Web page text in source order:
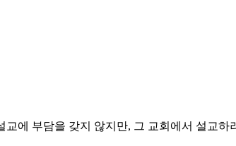
에 부담을 갖지 않지만, 그 교회에서 설교하